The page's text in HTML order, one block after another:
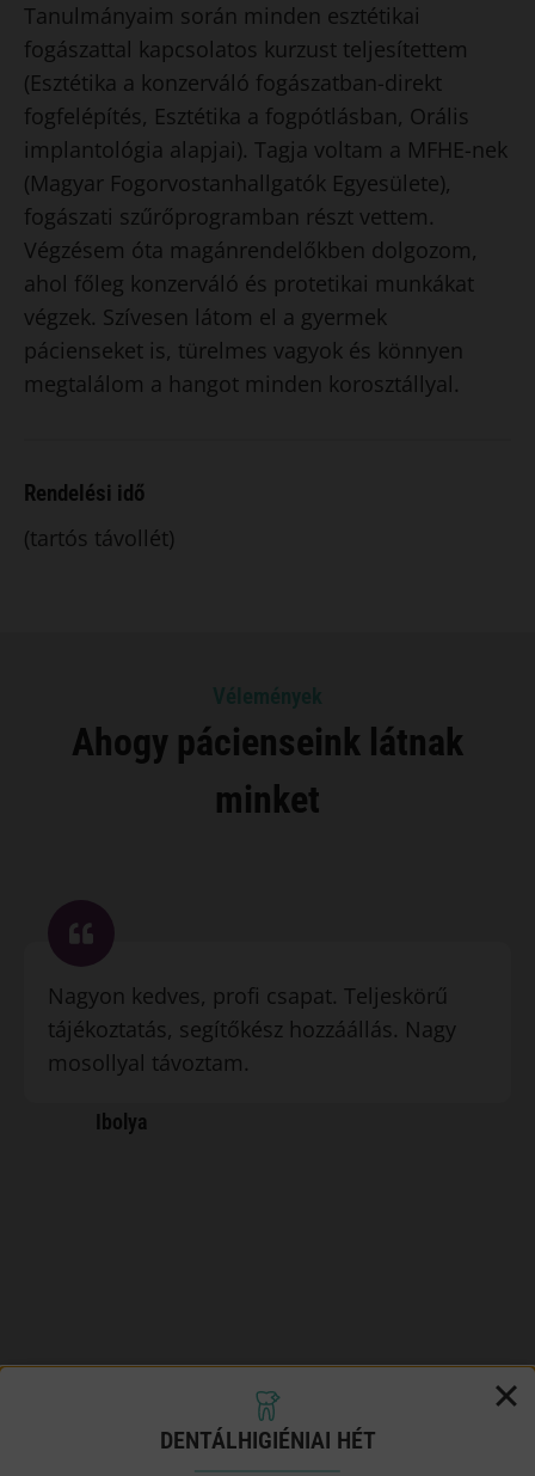
Tanulmányaim során minden esztétikai
fogászattal kapcsolatos kurzust teljesítettem
(Esztétika a konzerváló fogászatban-direkt
fogfelépítés, Esztétika a fogpótlásban, Orális
implantológia alapjai). Tagja voltam a MFHE-nek
(Magyar Fogorvostanhallgatók Egyesülete),
fogászati szűrőprogramban részt vettem.
Végzésem óta magánrendelőkben dolgozom,
ahol főleg konzerváló és protetikai munkákat
végzek. Szívesen látom el a gyermek
pácienseket is, türelmes vagyok és könnyen
megtalálom a hangot minden korosztállyal.
Rendelési idő
(tartós távollét)
Vélemények
Ahogy pácienseink látnak
minket
Nagyon kedves, profi csapat. Teljeskörű
tájékoztatás, segítőkész hozzáállás. Nagy
mosollyal távoztam.
Ibolya
DENTÁLHIGIÉNIAI HÉT